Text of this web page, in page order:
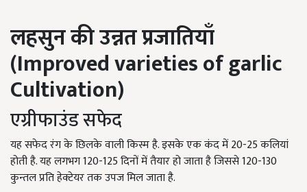
लहसुन कीउन्नतप्रजातियाँ
(Improved varieties of garlic
Cultivation)
एग्रीफाउंड सफेद
यह सफेद रंग के छिलके वाली किस्म है. इसके एक कंद में 20-25 कलियां
होती है. यह लगभग 120-125 दिनों में तैयार हो जाता है जिससे 120-130
कुन्तल प्रति हेक्टेयर तक उपज मिल जाता है.